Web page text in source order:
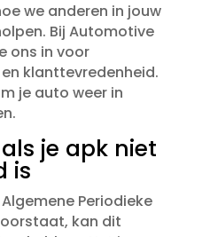
we anderen in jouw
Bij Automotive
ons in voor
klanttevredenheid.​
je auto weer in
je apk niet
is
Periodieke
kan dit